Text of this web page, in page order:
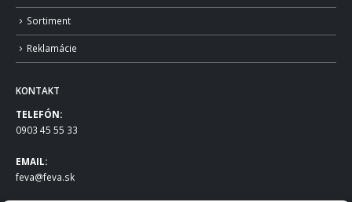
Sortiment
Reklamácie
KONTAKT
TELEFÓN:
0903 45 55 33
EMAIL:
feva@feva.sk